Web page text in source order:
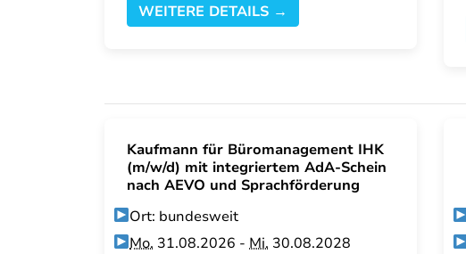
WEITERE DETAILS →
Kaufmann für Büromanagement IHK
(m/w/d) mit integriertem AdA-Schein
nach AEVO und Sprachförderung
Ort: bundesweit
Mo. 31.08.2026 -Mi. 30.08.2028